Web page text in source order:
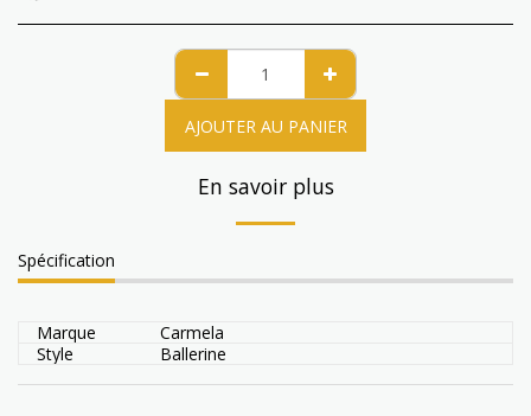
AJOUTER AU PANIER
En savoir plus
Spécification
Marque
Carmela
Style
Ballerine